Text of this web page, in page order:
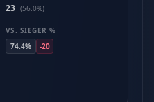
23 (56.0%)
VS. SIEGER %
74.4%
-20